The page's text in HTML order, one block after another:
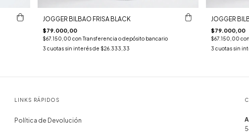
JOGGER BILBAO FRISA BLACK
$79.000,00
$67.150,00 con Transferencia o depósito bancario
3 cuotas sin interés de $26.333,33
JOGGER
$79.000,00
$67.150,00con
3cuotas sin
LINKS RÁPIDOS
Política de Devolución